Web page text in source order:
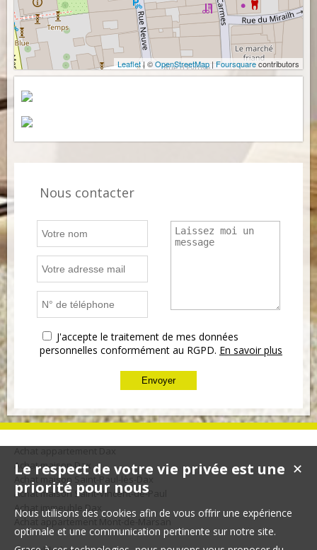
Leaflet| ©OpenStreetMap | Foursquarecontributors
Nous contacter
J'accepte le traitement de mes données
personnelles conformément au RGPD. En savoir plus
Achat maison Dax
Achat maison Saint-Paul-lès-Dax
Achat maison Saint-Vincent-de-Paul
Achat immeuble Dax
✕
Le respect de votre vie privée est une
priorité pour nous
Nous utilisons des cookies afin de vous offrir une expérience
optimale et une communication pertinente sur notre site.